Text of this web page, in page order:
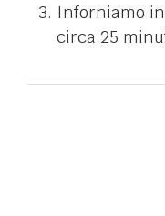
Inforniamo in
circa 25